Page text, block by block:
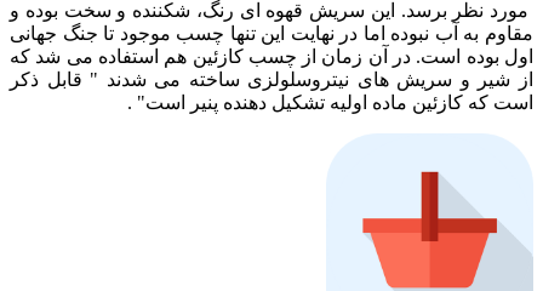
مورد نظر برسد. این سریش قهوه ای رنگ، شکننده و سخت بوده و
مقاوم به آب نبوده اما در نهایت این تنها چسب موجود تا جنگ جهانی
اول بوده است. در آن زمان از چسب کازئین هم استفاده می شد که
از شیر و سریش های نیتروسلولزی ساخته می شدند " قابل ذکر
است که کازئین ماده اولیه تشکیل دهنده پنیر است" .